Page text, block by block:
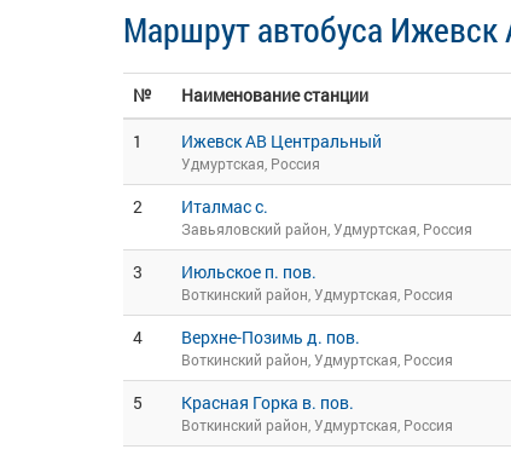
Маршрут автобуса
№ Наименование станции
1
Ижевск АВ Центральный
Удмуртская, Россия
2 Италмас с.
Завьяловский район, Удмуртская, Россия
3 Июльское п. пов.
Воткинский район, Удмуртская, Россия
4 Верхне-Позимь д. пов.
Воткинский район, Удмуртская, Россия
5 Красная Горка в. пов.
Воткинский район, Удмуртская, Россия